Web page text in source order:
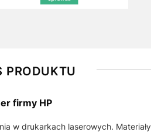
PRODUKTU
firmy HP
w drukarkach laserowych. Materiały